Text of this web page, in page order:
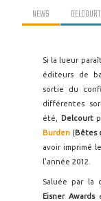
NEWS DELCOURT
Si la lueur
éditeurs de
sortie du
différentes
été,
Delcourt
Burden (Bêtes
avoir imprimé
l'année 2012.
Saluée par la
Eisner Awards